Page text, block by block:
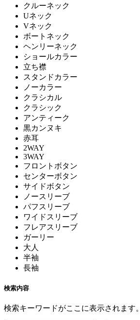
クルーネック
Uネック
Vネック
ボートネック
ヘンリーネック
ショールカラー
立ち襟
スタンドカラー
ノーカラー
クラシカル
クラシック
アンティーク
黒カンヌキ
赤耳
2WAY
3WAY
フロントボタン
センターボタン
サイドボタン
ノースリーブ
パフスリーブ
ワイドスリーブ
フレアスリーブ
ガーリー
大人
半袖
長袖
検索内容
検索キーワードがここに表示されます。